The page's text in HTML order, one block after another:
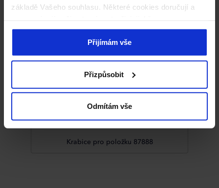
základě Vašeho souhlasu. Některé cookies doručují a
naleznete níže. Kliknutím na „Přijímám vše“ souhlasíte s
naším používáním všech výše uvedených typů souborů
cookie (cookies). Pokud kliknete na tlačítko „Odmítám
našich stránek. Pokud se chcete sami rozhodnout, jaké
typy cookies budou používány, klikněte na „Přizpůsobit“.
Přijímám vše
Přizpůsobit
Odmítám vše
od 22,19 Kč
Krabice pro položku 87888